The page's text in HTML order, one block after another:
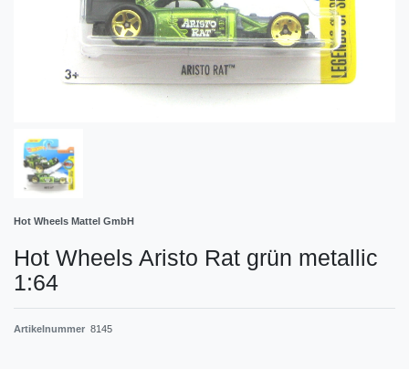
Hot Wheels Mattel GmbH
Hot Wheels Aristo Rat grün metallic
1:64
Artikelnummer 8145